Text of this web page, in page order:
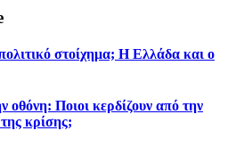
στοίχημα; Η Ελλάδα και ο
οθόνη: Ποιοι κερδίζουν από την
κρίσης;